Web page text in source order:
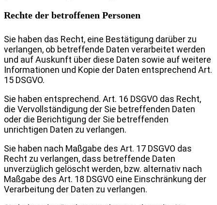
Rechte der betroffenen Personen
Sie haben das Recht, eine Bestätigung darüber zu
verlangen, ob betreffende Daten verarbeitet werden
und auf Auskunft über diese Daten sowie auf weitere
Informationen und Kopie der Daten entsprechend Art.
15 DSGVO.
Sie haben entsprechend. Art. 16 DSGVO das Recht,
die Vervollständigung der Sie betreffenden Daten
oder die Berichtigung der Sie betreffenden
unrichtigen Daten zu verlangen.
Sie haben nach Maßgabe des Art. 17 DSGVO das
Recht zu verlangen, dass betreffende Daten
unverzüglich gelöscht werden, bzw. alternativ nach
Maßgabe des Art. 18 DSGVO eine Einschränkung der
Verarbeitung der Daten zu verlangen.